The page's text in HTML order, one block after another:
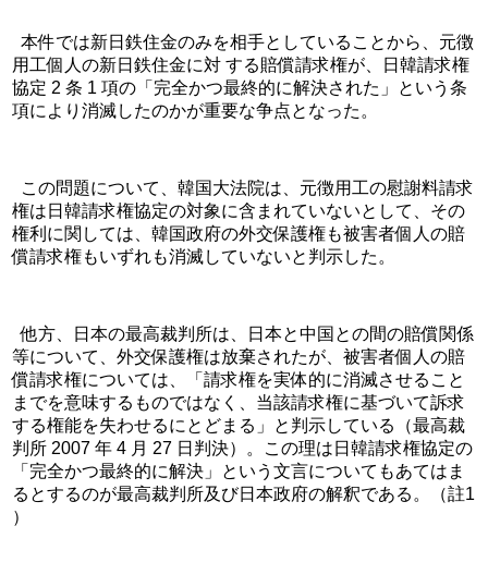
用工個人の新日鉄住金に対 する賠償請求権が、日韓請求権
協定 2 条 1 項の「完全かつ最終的に解決された」という条
項により消滅したのかが重要な争点となった。
権は日韓請求権協定の対象に含まれていないとして、その
権利に関しては、韓国政府の外交保護権も被害者個人の賠
償請求権もいずれも消滅していないと判示した。
  他方、日本の最高裁判所は、日本と中国との間の賠償関係
等について、外交保護権は放棄されたが、被害者個人の賠
償請求権については、「請求権を実体的に消滅させること
までを意味するものではなく、当該請求権に基づいて訴求
する権能を失わせるにとどまる」と判示している（最高裁
判所 2007 年 4 月 27 日判決）。この理は日韓請求権協定の
「完全かつ最終的に解決」という文言についてもあてはま
るとするのが最高裁判所及び日本政府の解釈である。（註1
）